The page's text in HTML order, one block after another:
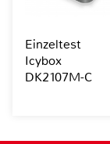
Einzeltest
Icybox
DK2107M-C